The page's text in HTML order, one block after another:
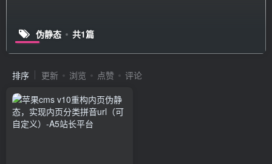
伪静态 共1篇
排序 更新 浏览 点赞 评论